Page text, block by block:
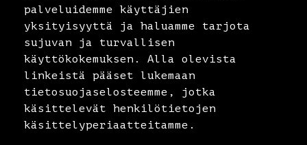
palveluidemme käyttäjien
yksityisyyttä ja haluamme tarjota
sujuvan ja turvallisen
käyttökokemuksen. Alla olevista
linkeistä pääset lukemaan
tietosuojaselosteemme, jotka
käsittelevät henkilötietojen
käsittelyperiaatteitamme.